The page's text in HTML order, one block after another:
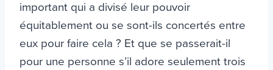
important qui a divisé leur pouvoir
équitablement ou se sont-ils concertés entre
eux pour faire cela ? Et que se passerait-il
pour une personne s’il adore seulement trois